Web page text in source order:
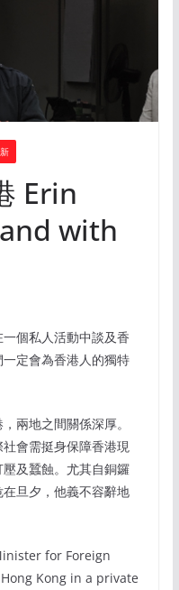
Erin
with
個私人活動中談及香
定會為香港人的獨特
兩地之間關係深厚。
會需挺身保障香港現
及蠶蝕。尤其自銅鑼
旦夕，他義不容辭地
for Foreign
Kong in a private